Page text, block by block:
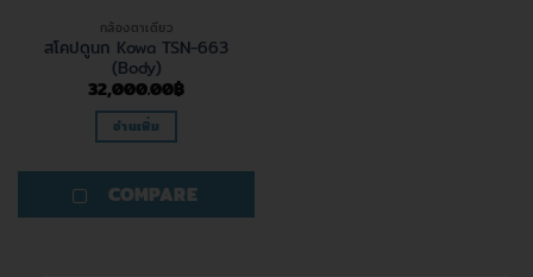
กล้องตาเดียว
สโคปดูนก Kowa TSN-663
(Body)
32,000.00฿
อ่านเพิ่ม
COMPARE